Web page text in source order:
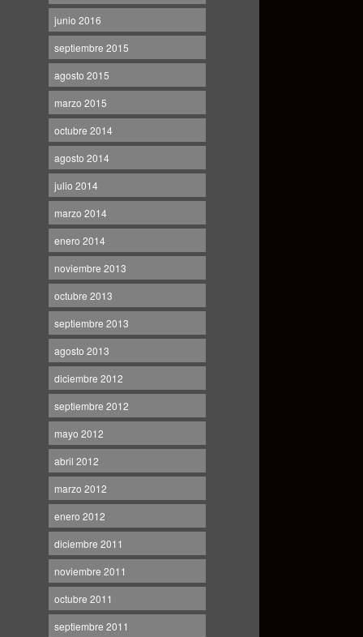
junio 2016
septiembre 2015
agosto 2015
marzo 2015
octubre 2014
agosto 2014
julio 2014
marzo 2014
enero 2014
noviembre 2013
octubre 2013
septiembre 2013
agosto 2013
diciembre 2012
septiembre 2012
mayo 2012
abril 2012
marzo 2012
enero 2012
diciembre 2011
noviembre 2011
octubre 2011
septiembre 2011